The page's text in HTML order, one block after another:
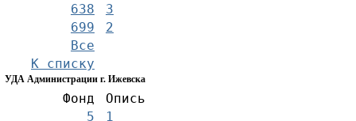
638
3
699
2
Все
К списку
УДА Администрации г. Ижевска
Фонд
Опись
5
1